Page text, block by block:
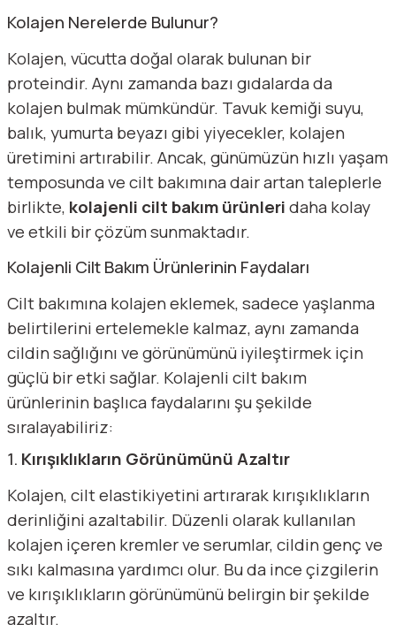
Kolajen Nerelerde Bulunur?
Kolajen, vücutta doğal olarak bulunan bir
proteindir. Aynı zamanda bazı gıdalarda da
kolajen bulmak mümkündür. Tavuk kemiği suyu,
balık, yumurta beyazı gibi yiyecekler, kolajen
üretimini artırabilir. Ancak, günümüzün hızlı yaşam
temposunda ve cilt bakımına dair artan taleplerle
birlikte, kolajenli cilt bakım ürünleridaha kolay
ve etkili bir çözüm sunmaktadır.
Kolajenli Cilt Bakım Ürünlerinin Faydaları
Cilt bakımına kolajen eklemek, sadece yaşlanma
belirtilerini ertelemekle kalmaz, aynı zamanda
cildin sağlığını ve görünümünü iyileştirmek için
güçlü bir etki sağlar. Kolajenli cilt bakım
ürünlerinin başlıca faydalarını şu şekilde
sıralayabiliriz:
1. Kırışıklıkların Görünümünü Azaltır
Kolajen, cilt elastikiyetini artırarak kırışıklıkların
derinliğini azaltabilir. Düzenli olarak kullanılan
kolajen içeren kremler ve serumlar, cildin genç ve
sıkı kalmasına yardımcı olur. Bu da ince çizgilerin
ve kırışıklıkların görünümünü belirgin bir şekilde
azaltır.